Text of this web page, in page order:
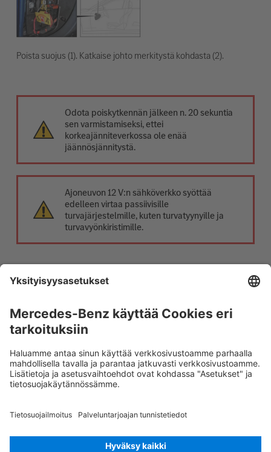
Poista suojus (1). Katkaise johto merkitystä kohdasta (2).
Odota poiskytkennän jälkeen n. 20 sekuntia
sen varmistamiseksi, ettei
korkeajänniteverkossa ole enää
jäännösjännitystä.
Ajoneuvon 12 V:n sähköverkko syöttää
edelleen virtaa passiivisille
turvajärjestelmille, kuten turvatyynyille ja
turvavyönkiristimille.
12 V:n akun kytkeminen irti
ruuviliitännästä ja varmista tahattoman
kosketuksen estämiseksi.
Rescue Card Henkilöauto Versio 07/2026 03.1 ID-Nr.: 253.701